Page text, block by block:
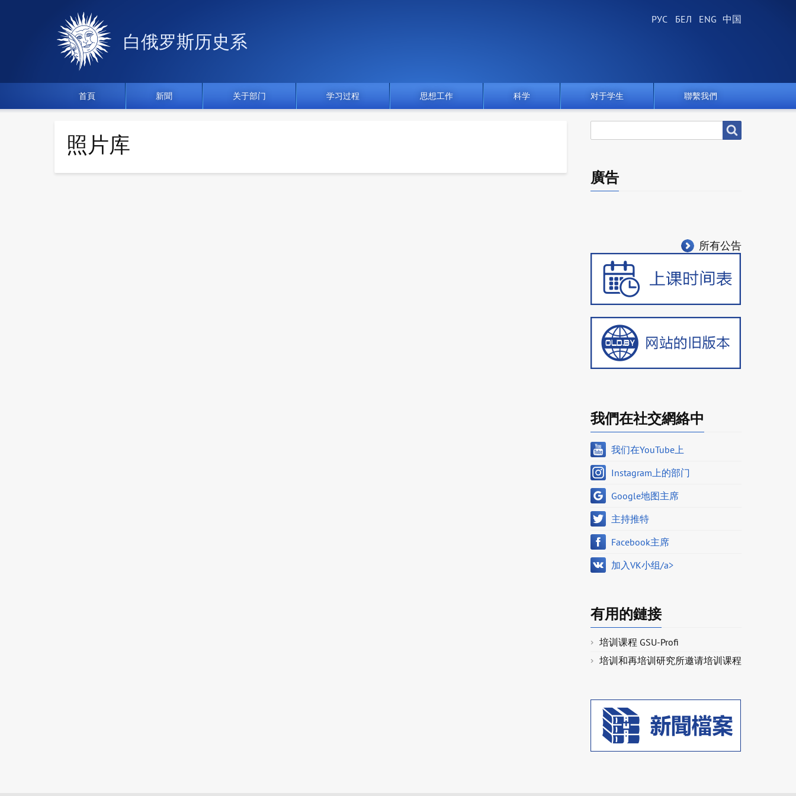
白俄罗斯历史系
首頁 新聞 关于部门 学习过程 思想工作 科学 对于学生 聯繫我們
照片库
尋
廣告
所有公告
我們在社交網絡中
我们在YouTube上
Instagram上的部门
Google地图主席
主持推特
Facebook主席
加入VK小组/a>
有用的鏈接
培训课程 GSU-Profi
培训和再培训研究所邀请培训课程